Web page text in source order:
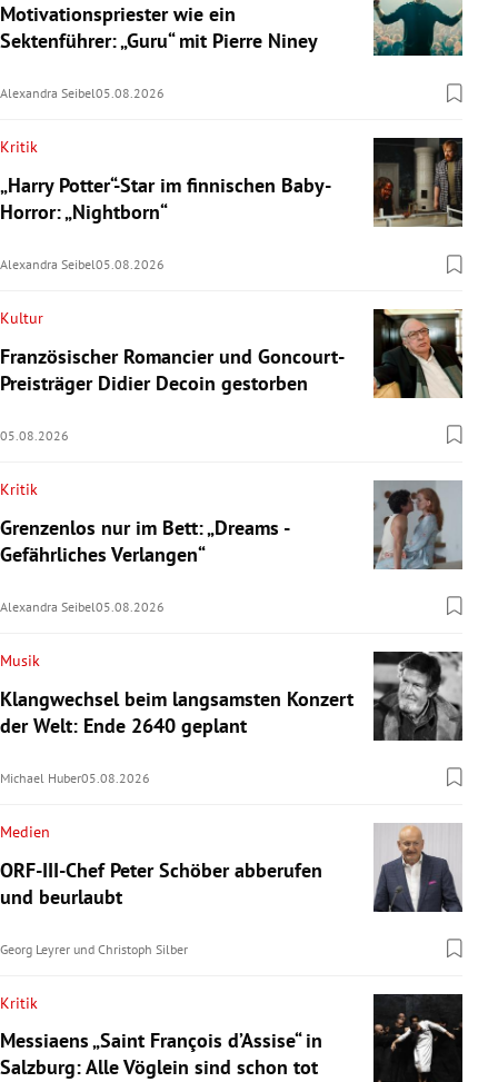
Motivationspriester wie ein
Sektenführer: „Guru“ mit Pierre Niney
Alexandra Seibel05.08.2026
Kritik
„Harry Potter“-Star im finnischen Baby-
Horror: „Nightborn“
Alexandra Seibel05.08.2026
Kultur
Französischer Romancier und Goncourt-
Preisträger Didier Decoin gestorben
05.08.2026
Kritik
Grenzenlos nur im Bett: „Dreams -
Gefährliches Verlangen“
Alexandra Seibel05.08.2026
Musik
Klangwechsel beim langsamsten Konzert
der Welt: Ende 2640 geplant
Michael Huber05.08.2026
Medien
ORF-III-Chef Peter Schöber abberufen
und beurlaubt
Georg Leyrer und Christoph Silber
Kritik
Messiaens „Saint François d’Assise“ in
Salzburg: Alle Vöglein sind schon tot